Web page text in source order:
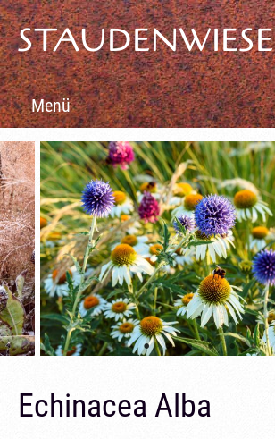
STAUDENWIESE
Menü
Echinacea Alba